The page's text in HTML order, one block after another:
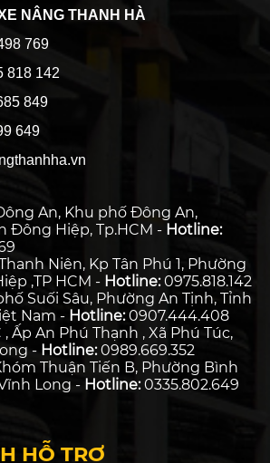
NÂNG THANH HÀ
769
818 142
849
649
An, Khu phố Đông An,
Đông Hiệp, Tp.HCM - Hotline:
Niên, Kp Tân Phú 1, Phường
,TP HCM - Hotline:0975.818.142
Suối Sâu, Phường An Tịnh, Tỉnh
Nam - Hotline:0907.444.408
, Ấp An Phú Thạnh , Xã Phú Túc,
- Hotline:0989.669.352
Thuận Tiến B, Phường Bình
Long - Hotline:0335.802.649
HỖ TRỢ